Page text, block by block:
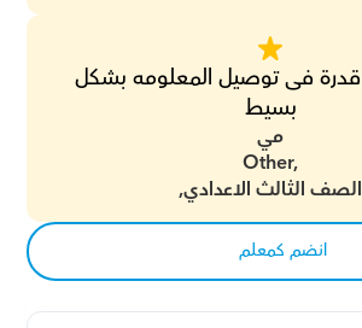
بسيط
مي
الصف الثالث الاعدادي,
Other,
انضم كمعلم